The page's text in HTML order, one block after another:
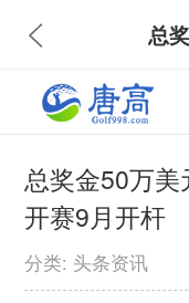
总奖金50万
开赛9月开杆
分类: 头条资讯